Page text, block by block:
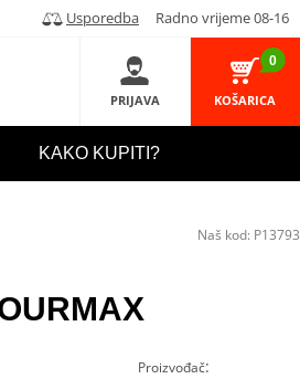
Usporedba Radno vrijeme 08-16
PRIJAVA
0
KOŠARICA
KAKO KUPITI?
Proizvođač:
Naš kod: P13793